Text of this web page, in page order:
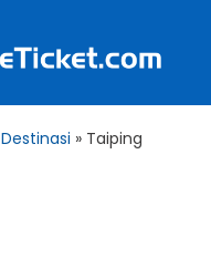
Destinasi » Taiping